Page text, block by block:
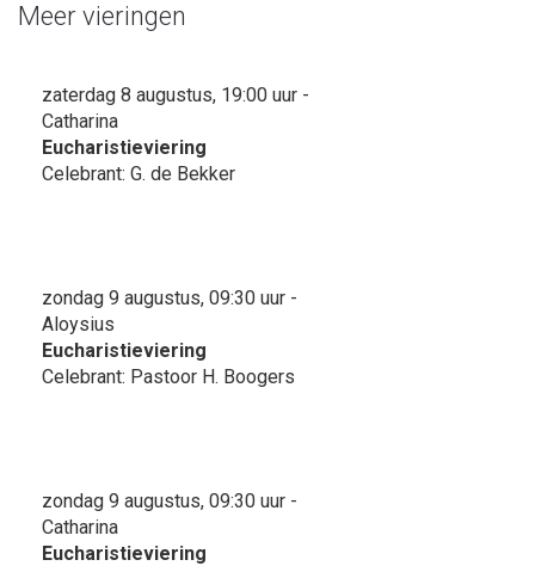
Meer vieringen
zaterdag 8 augustus, 19:00 uur -
Catharina
Eucharistieviering
Celebrant: G. de Bekker
zondag 9 augustus, 09:30 uur -
Aloysius
Eucharistieviering
Celebrant: Pastoor H. Boogers
zondag 9 augustus, 09:30 uur -
Catharina
Eucharistieviering